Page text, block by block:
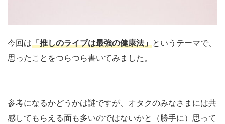
今回は「推しのライブは最強の健康法」というテーマで、
思ったことをつらつら書いてみました。
参考になるかどうかは謎ですが、オタクのみなさまには共
感してもらえる面も多いのではないかと（勝手に）思って